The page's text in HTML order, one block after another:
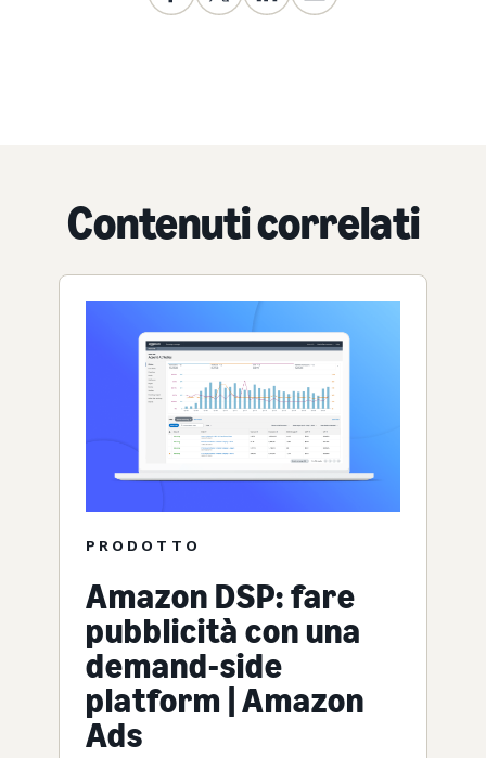
Contenuti correlati
PRODOTTO
Amazon DSP: fare
pubblicità con una
demand-side
platform | Amazon
Ads